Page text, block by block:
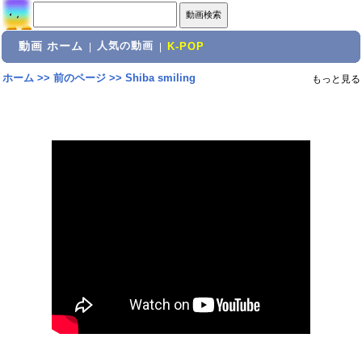
動画 ホーム 人気の動画 K-POP
ホーム>> 前のページ>> Shiba smiling もっと見る